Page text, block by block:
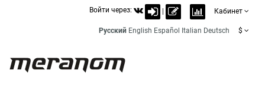
Войти через: Кабинет
Русский English Español Italian Deutsch $